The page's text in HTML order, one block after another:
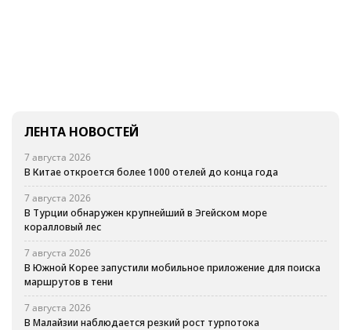
ЛЕНТА НОВОСТЕЙ
7 августа 2026
В Китае откроется более 1000 отелей до конца года
7 августа 2026
В Турции обнаружен крупнейший в Эгейском море
коралловый лес
7 августа 2026
В Южной Корее запустили мобильное приложение для поиска
маршрутов в тени
7 августа 2026
В Малайзии наблюдается резкий рост турпотока